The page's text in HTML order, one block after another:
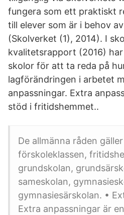
fungera som ett praktiskt
till elever som är i behov
(Skolverket (1), 2014). I
kvalitetsrapport (2016)
skolor för att ta reda på
lagförändringen i arbetet
anpassningar. Extra
stöd i fritidshemmet..
De allmänna råden
förskoleklassen,
grundskolan,
sameskolan,
gymnasiesärskolan. •
Extra anpassningar är